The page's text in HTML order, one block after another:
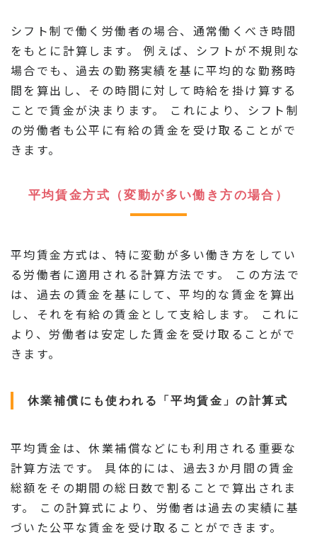
シフト制で働く労働者の場合、通常働くべき時間
をもとに計算します。 例えば、シフトが不規則な
場合でも、過去の勤務実績を基に平均的な勤務時
間を算出し、その時間に対して時給を掛け算する
ことで賃金が決まります。 これにより、シフト制
の労働者も公平に有給の賃金を受け取ることがで
きます。
平均賃金方式（変動が多い働き方の場合）
平均賃金方式は、特に変動が多い働き方をしてい
る労働者に適用される計算方法です。 この方法で
は、過去の賃金を基にして、平均的な賃金を算出
し、それを有給の賃金として支給します。 これに
より、労働者は安定した賃金を受け取ることがで
きます。
休業補償にも使われる「平均賃金」の計算式
平均賃金は、休業補償などにも利用される重要な
計算方法です。 具体的には、過去3か月間の賃金
総額をその期間の総日数で割ることで算出されま
す。 この計算式により、労働者は過去の実績に基
づいた公平な賃金を受け取ることができます。